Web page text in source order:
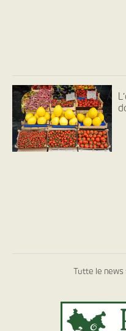
Tutte le news